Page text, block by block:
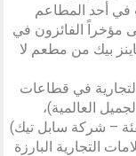
في أحد المطاعم
مؤخراً الفائزون في
بيك من مطعم لا
في قطاعات
العالمية)،
– شركة سابل تيك)
التجارية البارزة